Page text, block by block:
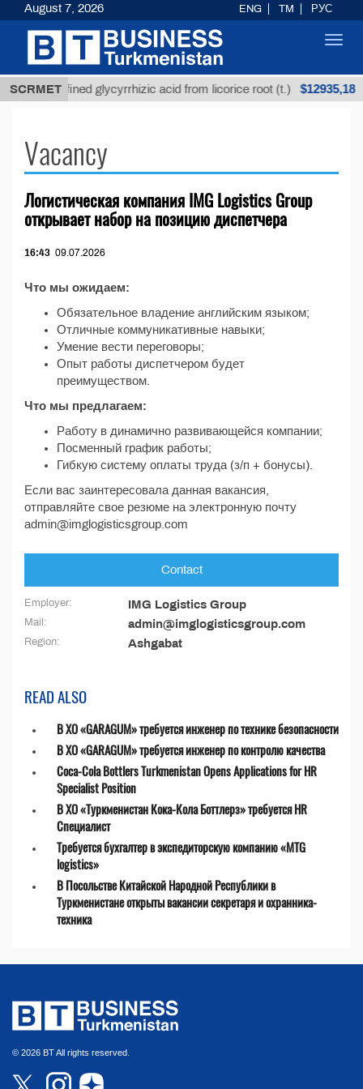
SCRMET
Unrefined glycyrrhizic acid from licorice root (t.) $12935,18
Vacancy
Логистическая компания IMG Logistics Group
открывает набор на позицию диспетчера
16:43 09.07.2026
Что мы ожидаем:
Обязательное владение английским языком;
Отличные коммуникативные навыки;
Умение вести переговоры;
Опыт работы диспетчером будет
преимуществом.
Что мы предлагаем:
Работу в динамично развивающейся компании;
Посменный график работы;
Гибкую систему оплаты труда (з/п + бонусы).
Если вас заинтересовала данная вакансия,
отправляйте свое резюме на электронную почту
admin@imglogisticsgroup.com
Contact
Employer: IMG Logistics Group
Mail: admin@imglogisticsgroup.com
Region: Ashgabat
READ ALSO
В ХО «GARAGUM» требуется инженер по технике безопасности
В ХО «GARAGUM» требуется инженер по контролю качества
Coca-Cola Bottlers Turkmenistan Opens Applications for HR
Specialist Position
В ХО «Туркменистан Кока-Кола Боттлерз» требуется HR
Специалист
Требуется бухгалтер в экспедиторскую компанию «MTG
logistics»
В Посольстве Китайской Народной Республики в
Туркменистане открыты вакансии секретаря и охранника-
техника
© 2026 BT All rights reserved.
August 7, 2026 ENG TM РУС